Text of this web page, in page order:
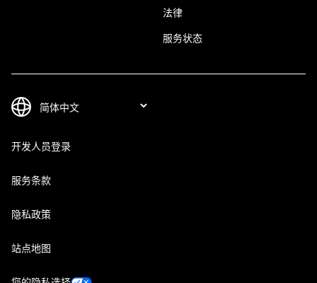
法律
服务状态
开发人员登录
服务条款
隐私政策
站点地图